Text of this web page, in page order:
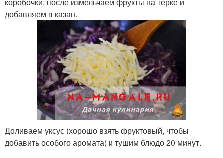
коробочки, после измельчаем фрукты на тёрке и
добавляем в казан.
Доливаем уксус (хорошо взять фруктовый, чтобы
добавить особого аромата) и тушим блюдо 20 минут.